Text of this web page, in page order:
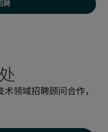
聘
领域招聘顾问合作，